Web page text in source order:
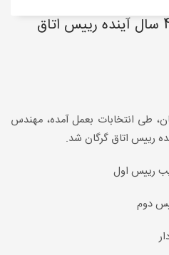
علی محمد چوپانی برای 4 سال آینده رییس اتاق
طی انتخابات بعمل آمده، مهندس
رییس اول
دوم